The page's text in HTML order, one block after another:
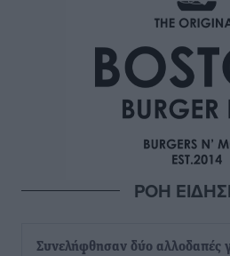
ΡΟΗ
Συνελήφθησαν δύο αλλοδαπές